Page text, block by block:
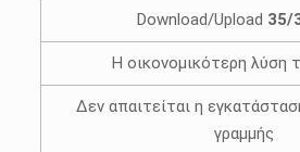
Download/Upload 35/
Η οικονομικότερη λύση
Δεν απαιτείται η
γραμμής